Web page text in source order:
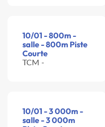
10/01 - 800m -
salle - 800m Piste
Courte
TCM -
10/01 - 3 000m -
salle - 3 000m